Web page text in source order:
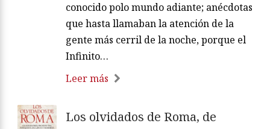
conocido polo mundo adiante; anécdotas
que hasta llamaban la atención de la
gente más cerril de la noche, porque el
Infinito…
Leer más
Los olvidados de Roma, de